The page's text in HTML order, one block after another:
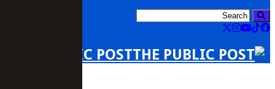
THE PUBLIC POST